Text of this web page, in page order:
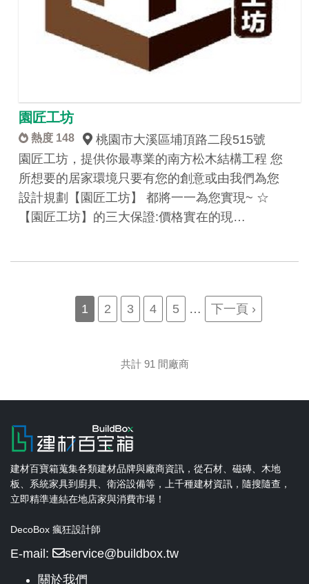
園匠工坊
熱度 148
桃園市大溪區埔頂路二段515號
園匠工坊，提供你最專業的南方松木結構工程 您
所想要的居家環境只要有您的創意或由我們為您
設計規劃【園匠工坊】 都將一一為您實現~ ☆
【園匠工坊】的三大保證:價格實在的現…
PaginationCurrent
1 Page
2 Page
3 Page
4 Page
5 …
Next
下一頁 ›
共計 91 間廠商
建材百寶箱蒐集各類建材品牌與廠商資訊，從石材、磁磚、木地
板、系統家具到廚具、衛浴設備等，上千種建材資訊，隨搜隨查，
立即精準連結在地店家與消費市場！
DecoBox 瘋狂設計師
E-mail:
service@buildbox.tw
關於我們